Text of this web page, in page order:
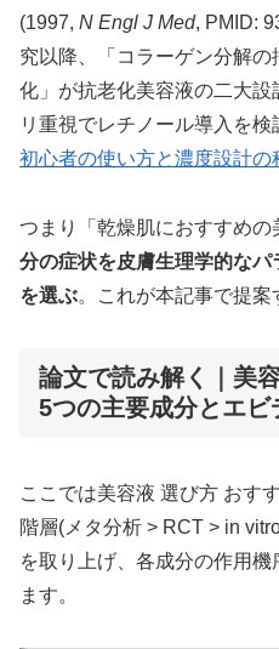
(1997, N Engl J Med, PMID:
究以降、「コラーゲン分解
化」が抗老化美容液の二大
リ重視でレチノール導入を検
初心者の使い方と濃度設計の
つまり「乾燥肌におすすめの
分の症状を皮膚生理学的な
を選ぶ。これが本記事で提案
論文で読み解く｜美
5つの主要成分とエビ
ここでは美容液 選び方 おす
階層(メタ分析 > RCT > in
を取り上げ、各成分の作用
ます。